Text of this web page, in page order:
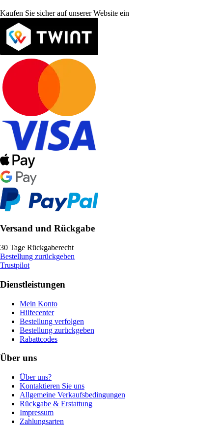
Kaufen Sie sicher auf unserer Website ein
Versand und Rückgabe
30 Tage Rückgaberecht
Bestellung zurückgeben
Trustpilot
Dienstleistungen
Mein Konto
Hilfecenter
Bestellung verfolgen
Bestellung zurückgeben
Rabattcodes
Über uns
Über uns?
Kontaktieren Sie uns
Allgemeine Verkaufsbedingungen
Rückgabe & Erstattung
Impressum
Zahlungsarten